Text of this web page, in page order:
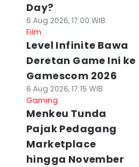
Day?
6 Aug 2026, 17:00 WIB
Film
Level Infinite Bawa
Deretan Game Ini ke
Gamescom 2026
6 Aug 2026, 17:15 WIB
Gaming
Menkeu Tunda
Pajak Pedagang
Marketplace
hingga November